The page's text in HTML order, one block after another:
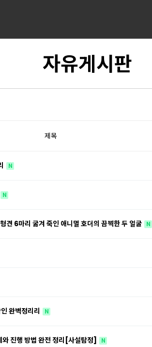
자유게시판
제목
N
N
6마리 굶겨 죽인 애니멀 호더의 끔찍한 두 얼굴 N
완벽정리리 N
진행 방법 완전 정리[사설탐정] N